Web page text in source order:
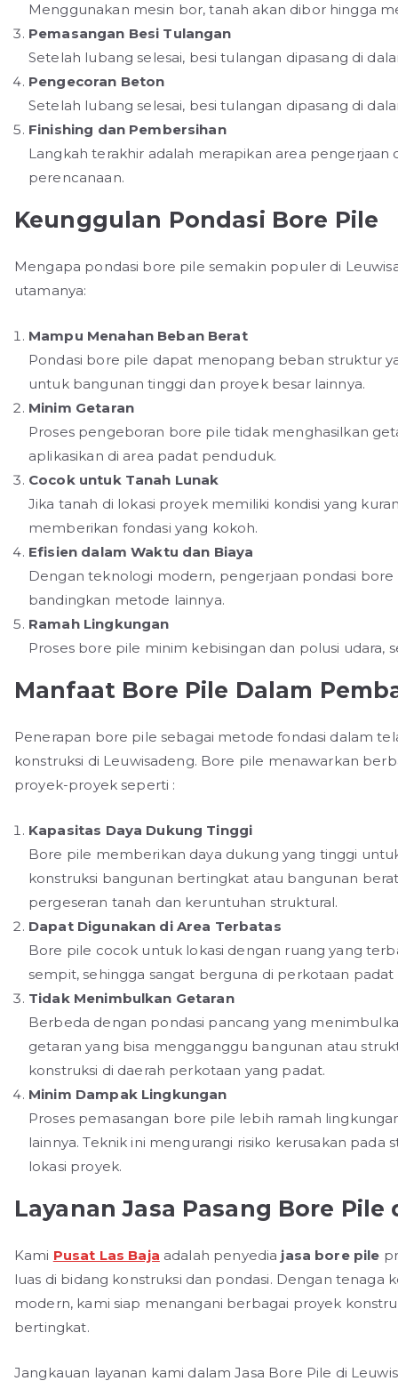
Menggunakan mesin bor, tanah akan dibor hingga
Pemasangan Besi Tulangan
Setelah lubang selesai, besi tulangan dipasang di
Pengecoran Beton
Setelah lubang selesai, besi tulangan dipasang di
Finishing dan Pembersihan
Langkah terakhir adalah merapikan area pengerjaan
perencanaan.
Keunggulan Pondasi Bore Pile
Mengapa pondasi bore pile semakin populer di
utamanya:
Mampu Menahan Beban Berat
Pondasi bore pile dapat menopang beban struktur
untuk bangunan tinggi dan proyek besar lainnya.
Minim Getaran
Proses pengeboran bore pile tidak menghasilkan
aplikasikan di area padat penduduk.
Cocok untuk Tanah Lunak
Jika tanah di lokasi proyek memiliki kondisi yang
memberikan fondasi yang kokoh.
Efisien dalam Waktu dan Biaya
Dengan teknologi modern, pengerjaan pondasi
bandingkan metode lainnya.
Ramah Lingkungan
Proses bore pile minim kebisingan dan polusi udara,
Manfaat Bore Pile Dalam
Penerapan bore pile sebagai metode fondasi dalam
konstruksi di Leuwisadeng. Bore pile menawarkan
proyek-proyek seperti :
Kapasitas Daya Dukung Tinggi
Bore pile memberikan daya dukung yang tinggi
konstruksi bangunan bertingkat atau bangunan
pergeseran tanah dan keruntuhan struktural.
Dapat Digunakan di Area Terbatas
Bore pile cocok untuk lokasi dengan ruang yang
sempit, sehingga sangat berguna di perkotaan
Tidak Menimbulkan Getaran
Berbeda dengan pondasi pancang yang
getaran yang bisa mengganggu bangunan atau
konstruksi di daerah perkotaan yang padat.
Minim Dampak Lingkungan
Proses pemasangan bore pile lebih ramah
lainnya. Teknik ini mengurangi risiko kerusakan
lokasi proyek.
Layanan Jasa Pasang Bore
Kami Pusat Las Baja adalah penyedia jasa bore pile
luas di bidang konstruksi dan pondasi. Dengan
modern, kami siap menangani berbagai proyek
bertingkat.
Jangkauan layanan kami dalam Jasa Bore Pile di